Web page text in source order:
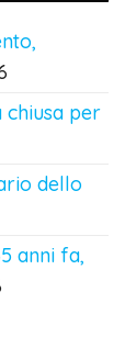
chiusa per
dello
anni fa,